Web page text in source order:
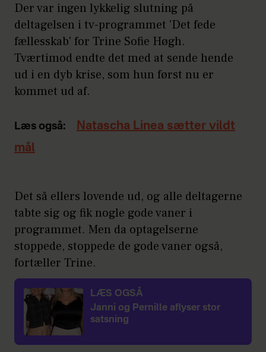
Der var ingen lykkelig slutning på
deltagelsen i tv-programmet 'Det fede
fællesskab' for Trine Sofie Høgh.
Tværtimod endte det med at sende hende
ud i en dyb krise, som hun først nu er
kommet ud af.
Læs også:
Natascha Linea sætter vildt
mål
Det så ellers lovende ud, og alle deltagerne
tabte sig og fik nogle gode vaner i
programmet. Men da optagelserne
stoppede, stoppede de gode vaner også,
fortæller Trine.
LÆS OGSÅ
Janni og Pernille aflyser stor
satsning